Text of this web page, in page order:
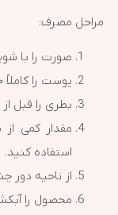
مراحل مصرف:
صورت را با
پوست را
بطری را قبل
مقدار کمی
استفاده کنید.
از ناحیه دور
محصول را